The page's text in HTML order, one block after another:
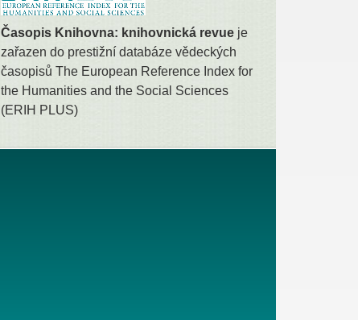
Časopis Knihovna: knihovnická revue je
zařazen do prestižní databáze vědeckých
časopisů The European Reference Index for
the Humanities and the Social Sciences
(ERIH PLUS)